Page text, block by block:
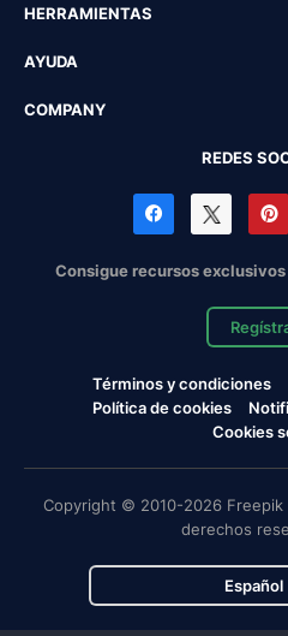
HERRAMIENTAS
AYUDA
COMPANY
REDES
Consigue recursos
Términos y condiciones
Política de cookies
Cookies
Copyright © 2010-2026 Freepik
derechos
Español